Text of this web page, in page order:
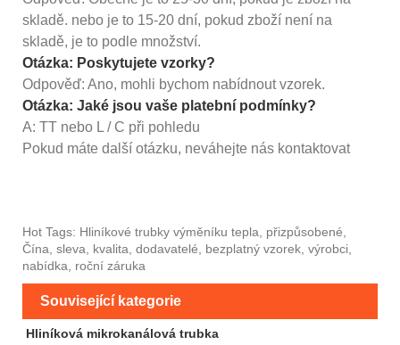
skladě. nebo je to 15-20 dní, pokud zboží není na
skladě, je to podle množství.
Otázka: Poskytujete vzorky?
Odpověď: Ano, mohli bychom nabídnout vzorek.
Otázka: Jaké jsou vaše platební podmínky?
A: TT nebo L / C při pohledu
Pokud máte další otázku, neváhejte nás kontaktovat
Hot Tags: Hliníkové trubky výměníku tepla, přizpůsobené,
Čína, sleva, kvalita, dodavatelé, bezplatný vzorek, výrobci,
nabídka, roční záruka
Související kategorie
Hliníková mikrokanálová trubka